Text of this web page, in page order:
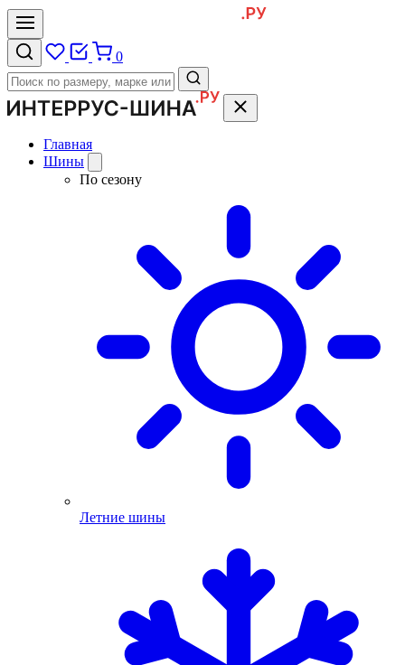
0
Главная
Шины
По сезону
Летние шины